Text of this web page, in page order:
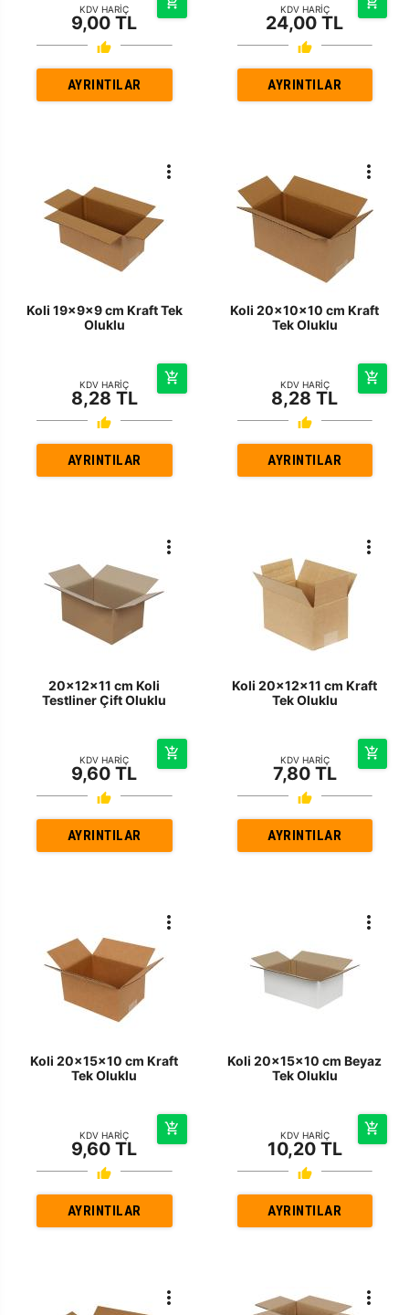
KDV HARİÇ
9,00 TL
AYRINTILAR
KDV HARİÇ
24,00 TL
AYRINTILAR
Koli 19x9x9 cm Kraft Tek
Oluklu
KDV HARİÇ
8,28 TL
AYRINTILAR
Koli 20x10x10 cm Kraft
Tek Oluklu
KDV HARİÇ
8,28 TL
AYRINTILAR
20x12x11 cm Koli
Testliner Çift Oluklu
KDV HARİÇ
9,60 TL
AYRINTILAR
Koli 20x12x11 cm Kraft
Tek Oluklu
KDV HARİÇ
7,80 TL
AYRINTILAR
Koli 20x15x10 cm Kraft
Tek Oluklu
KDV HARİÇ
9,60 TL
AYRINTILAR
Koli 20x15x10 cm Beyaz
Tek Oluklu
KDV HARİÇ
10,20 TL
AYRINTILAR